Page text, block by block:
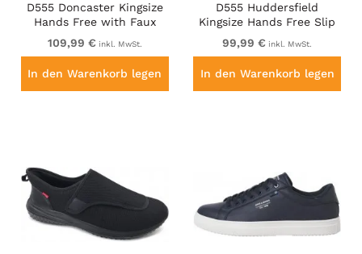
D555 Doncaster Kingsize
Hands Free with Faux
Laces Black
109,99 € inkl. MwSt.
In den Warenkorb legen
D555 Huddersfield
Kingsize Hands Free Slip
On with Knitted Top
Shoes Black
99,99 € inkl. MwSt.
In den Warenkorb legen